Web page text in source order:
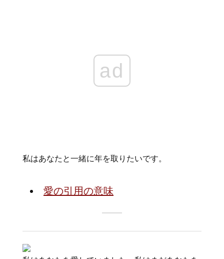
ad
私はあなたと一緒に年を取りたいです。
愛の引用の意味